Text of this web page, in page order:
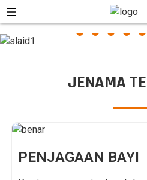
JENAMA
PENJAGAAN BAYI